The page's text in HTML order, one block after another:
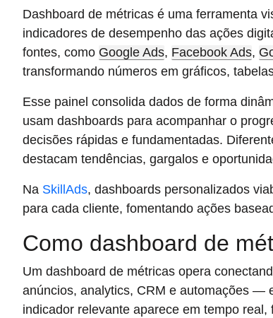
Dashboard de métricas é uma ferramenta
indicadores de desempenho das ações
fontes, como Google Ads, Facebook Ads,
transformando números em gráficos,
Esse painel consolida dados de forma
usam dashboards para acompanhar o
decisões rápidas e fundamentadas.
destacam tendências, gargalos e
Na SkillAds, dashboards personalizados
para cada cliente, fomentando ações
Como dashboard de
Um dashboard de métricas opera
anúncios, analytics, CRM e automações —
indicador relevante aparece em tempo